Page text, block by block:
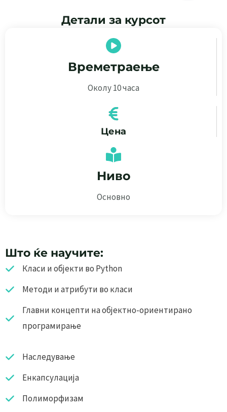
Детали за курсот
Времетраење
Околу 10 часа
Цена
Ниво
Основно
Што ќе научите:
Класи и објекти во Python
Методи и атрибути во класи
Главни концепти на објектно-ориентирано
програмирање
Наследување
Енкапсулација
Полиморфизам